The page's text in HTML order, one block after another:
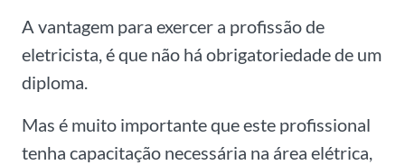
A vantagem para exercer a profissão de
eletricista, é que não há obrigatoriedade de um
diploma.
Mas é muito importante que este profissional
tenha capacitação necessária na área elétrica,